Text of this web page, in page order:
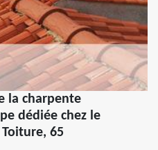
la charpente
dédiée chez le
65